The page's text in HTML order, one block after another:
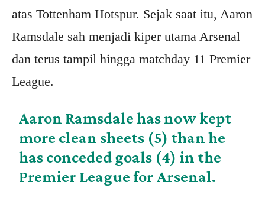
atas Tottenham Hotspur. Sejak saat itu, Aaron
Ramsdale sah menjadi kiper utama Arsenal
dan terus tampil hingga matchday 11 Premier
League.
Aaron Ramsdale has now kept
more clean sheets (5) than he
has conceded goals (4) in the
Premier League for Arsenal.